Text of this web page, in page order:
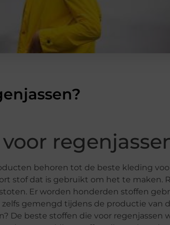
behoren tot de beste kleding
stof dat is gebruikt om het te maken.
Er worden honderden stoffen
gemengd tijdens de productie van
De beste stoffen die voor regenjassen